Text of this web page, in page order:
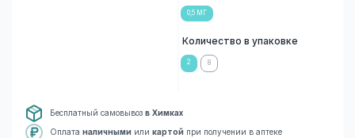
0,5 МГ
Количество в упаковке
2 8
Бесплатный самовывоз в Химках
Оплата наличными или картой при получении в аптеке